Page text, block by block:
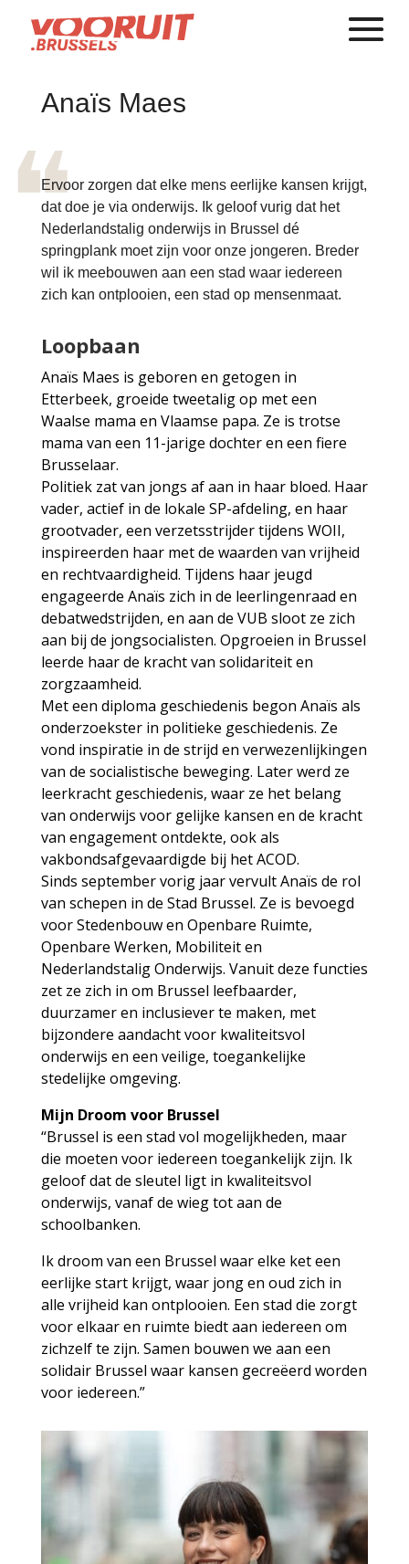
Anaïs Maes
Ervoor zorgen dat elke mens eerlijke kansen krijgt,
dat doe je via onderwijs. Ik geloof vurig dat het
Nederlandstalig onderwijs in Brussel dé
springplank moet zijn voor onze jongeren. Breder
wil ik meebouwen aan een stad waar iedereen
zich kan ontplooien, een stad op mensenmaat.
Loopbaan
Anaïs Maes is geboren en getogen in
Etterbeek, groeide tweetalig op met een
Waalse mama en Vlaamse papa. Ze is trotse
mama van een 11-jarige dochter en een fiere
Brusselaar.
Politiek zat van jongs af aan in haar bloed. Haar
vader, actief in de lokale SP-afdeling, en haar
grootvader, een verzetsstrijder tijdens WOII,
inspireerden haar met de waarden van vrijheid
en rechtvaardigheid. Tijdens haar jeugd
engageerde Anaïs zich in de leerlingenraad en
debatwedstrijden, en aan de VUB sloot ze zich
aan bij de jongsocialisten. Opgroeien in Brussel
leerde haar de kracht van solidariteit en
zorgzaamheid.
Met een diploma geschiedenis begon Anaïs als
onderzoekster in politieke geschiedenis. Ze
vond inspiratie in de strijd en verwezenlijkingen
van de socialistische beweging. Later werd ze
leerkracht geschiedenis, waar ze het belang
van onderwijs voor gelijke kansen en de kracht
van engagement ontdekte, ook als
vakbondsafgevaardigde bij het ACOD.
Sinds september vorig jaar vervult Anaïs de rol
van schepen in de Stad Brussel. Ze is bevoegd
voor Stedenbouw en Openbare Ruimte,
Openbare Werken, Mobiliteit en
Nederlandstalig Onderwijs. Vanuit deze functies
zet ze zich in om Brussel leefbaarder,
duurzamer en inclusiever te maken, met
bijzondere aandacht voor kwaliteitsvol
onderwijs en een veilige, toegankelijke
stedelijke omgeving.
Mijn Droom voor Brussel
“Brussel is een stad vol mogelijkheden, maar
die moeten voor iedereen toegankelijk zijn. Ik
geloof dat de sleutel ligt in kwaliteitsvol
onderwijs, vanaf de wieg tot aan de
schoolbanken.
Ik droom van een Brussel waar elke ket een
eerlijke start krijgt, waar jong en oud zich in
alle vrijheid kan ontplooien. Een stad die zorgt
voor elkaar en ruimte biedt aan iedereen om
zichzelf te zijn. Samen bouwen we aan een
solidair Brussel waar kansen gecreëerd worden
voor iedereen.”